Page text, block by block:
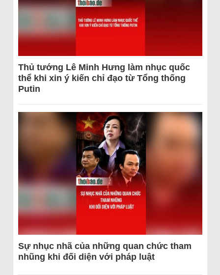
Thủ tướng Lê Minh Hưng làm nhục quốc
thể khi xin ý kiến chỉ đạo từ Tổng thống
Putin
Sự nhục nhã của những quan chức tham
nhũng khi đối diện với pháp luật